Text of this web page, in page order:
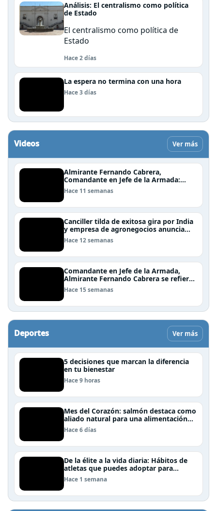
Análisis: El centralismo como política
de Estado
El centralismo como política de
Estado
Hace 2 días
La espera no termina con una hora
Hace 3 días
Videos Ver más
Almirante Fernando Cabrera,
Comandante en Jefe de la Armada:
"Somos una nación Americana,
Polinésica y Antártica; bioceánica y
en el mar"
Hace 11 semanas
Canciller tilda de exitosa gira por India
y empresa de agronegocios anuncia
aumento de importaciones chilenas
Hace 12 semanas
Comandante en Jefe de la Armada,
Almirante Fernando Cabrera se refiere
al trabajo que realiza la Armada en
Rapa Nui
Hace 15 semanas
Deportes Ver más
5 decisiones que marcan la diferencia
en tu bienestar
Hace 9 horas
Mes del Corazón: salmón destaca como
aliado natural para una alimentación
rica en Omega-3
Hace 6 días
De la élite a la vida diaria: Hábitos de
atletas que puedes adoptar para
mejorar tu rendimiento físico
Hace 1 semana